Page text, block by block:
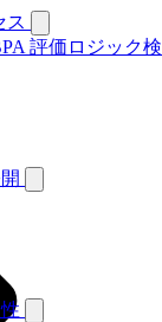
ス
評価ロジック